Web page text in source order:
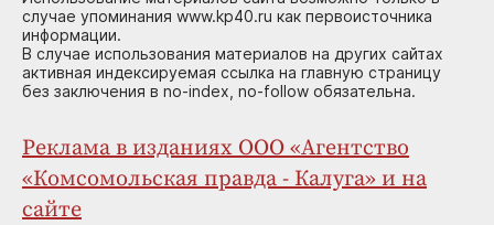
случае упоминания www.kp40.ru как первоисточника
информации.
В случае использования материалов на других сайтах
активная индексируемая ссылка на главную страницу
без заключения в no-index, no-follow обязательна.
Реклама в изданиях ООО «Агентство
«Комсомольская правда - Калуга» и на
сайте